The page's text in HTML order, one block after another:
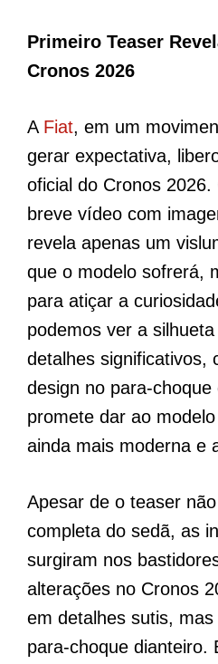
Primeiro Teaser
Cronos 2026
A Fiat, em um
gerar expectativa,
oficial do Cronos
breve vídeo com
revela apenas um
que o modelo sofrerá,
para atiçar a
podemos ver a
detalhes significativos,
design no para-choque
promete dar ao
ainda mais moderna e
Apesar de o teaser
completa do sedã, as
surgiram nos
alterações no Cronos
em detalhes sutis,
para-choque dianteiro.